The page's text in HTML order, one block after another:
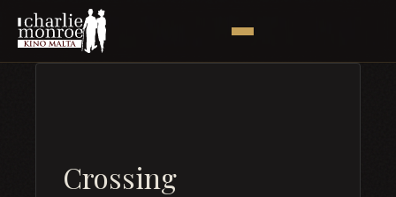
Crossing